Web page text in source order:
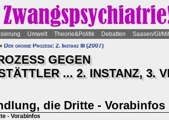
Umwelt Theorie&Politik Debatten Saasen/GI/
Der große Prozess: 2. Instanz III (2007)
GEGEN
... 2. INSTANZ, 3.
die Dritte - Vorabinfos
- Vorabinfos